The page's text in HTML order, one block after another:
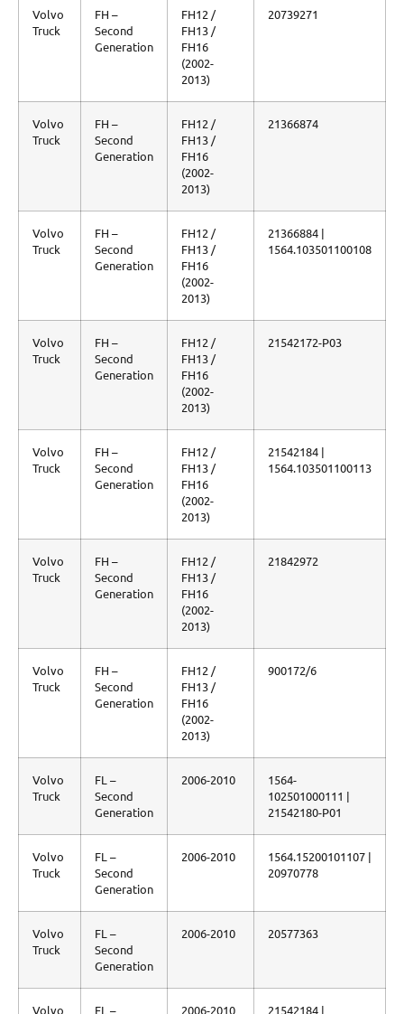
Volvo
Truck
FH –
Second
Generation
FH12 /
FH13 /
FH16
(2002-
2013)
20739271
Volvo
Truck
FH –
Second
Generation
FH12 /
FH13 /
FH16
(2002-
2013)
21366874
Volvo
Truck
FH –
Second
Generation
FH12 /
FH13 /
FH16
(2002-
2013)
21366884 |
1564.103501100108
Volvo
Truck
FH –
Second
Generation
FH12 /
FH13 /
FH16
(2002-
2013)
21542172-P03
Volvo
Truck
FH –
Second
Generation
FH12 /
FH13 /
FH16
(2002-
2013)
21542184 |
1564.103501100113
Volvo
Truck
FH –
Second
Generation
FH12 /
FH13 /
FH16
(2002-
2013)
21842972
Volvo
Truck
FH –
Second
Generation
FH12 /
FH13 /
FH16
(2002-
2013)
900172/6
Volvo
Truck
FL –
Second
Generation
2006-2010
1564-
102501000111 |
21542180-P01
Volvo
Truck
FL –
Second
Generation
2006-2010
1564.15200101107 |
20970778
Volvo
Truck
FL –
Second
Generation
2006-2010 20577363
Volvo
FL –
2006-2010
21542184 |